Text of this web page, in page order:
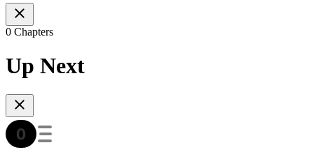
0 Chapters
Up Next